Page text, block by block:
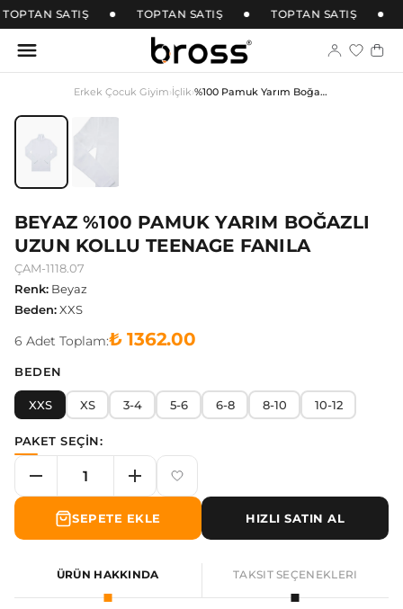
TOPTAN SATIŞ TOPTAN SATIŞ TOPTAN SATIŞ
Erkek Çocuk Giyim›İçlik› %100 Pamuk Yarım Boğazlı Uzun Kollu Teenage Fanila
BEYAZ %100 PAMUK YARIM BOĞAZLI
UZUN KOLLU TEENAGE FANILA
ÇAM-1118.07
Renk: Beyaz
Beden:XXS
6 Adet Toplam:₺ 1362.00
BEDEN
XXS XS 3-4 5-6 6-8 8-10 10-12
PAKET SEÇİN:
SEPETE EKLE HIZLI SATIN AL
ÜRÜN HAKKINDA TAKSIT SEÇENEKLERI